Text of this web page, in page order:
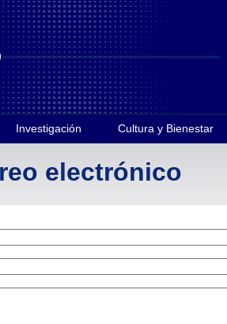
Investigación Cultura y Bienestar
electrónico